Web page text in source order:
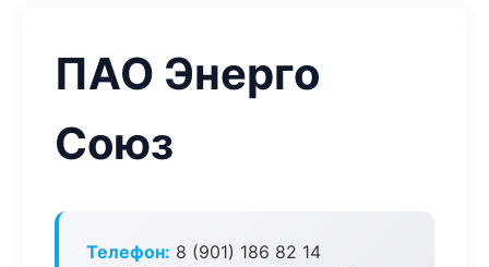
ПАО Энерго
Союз
Телефон: 8 (901) 186 82 14